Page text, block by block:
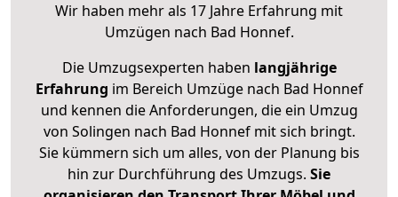
Wir haben mehr als 17 Jahre Erfahrung mit
Umzügen nach Bad Honnef.
Die Umzugsexperten haben langjährige
Erfahrung im Bereich Umzüge nach Bad Honnef
und kennen die Anforderungen, die ein Umzug
von Solingen nach Bad Honnef mit sich bringt.
Sie kümmern sich um alles, von der Planung bis
hin zur Durchführung des Umzugs. Sie